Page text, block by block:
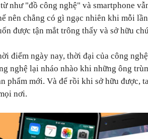
như "đồ công nghệ" và smartphone
nên chẳng có gì ngạc nhiên khi mỗi
được tận mắt trông thấy và sở hữu
điểm ngày nay, thời đại của công
nghệ lại nháo nhào khi những ông
phẩm mới. Và để rồi khi sở hữu được,
nơi.